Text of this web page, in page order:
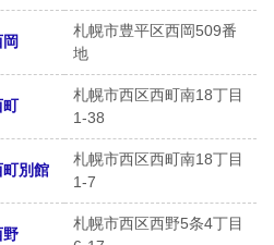
札幌市豊平区西岡509番
地
町
札幌市西区西町南18丁目
1-38
別館
札幌市西区西町南18丁目
1-7
野
札幌市西区西野5条4丁目